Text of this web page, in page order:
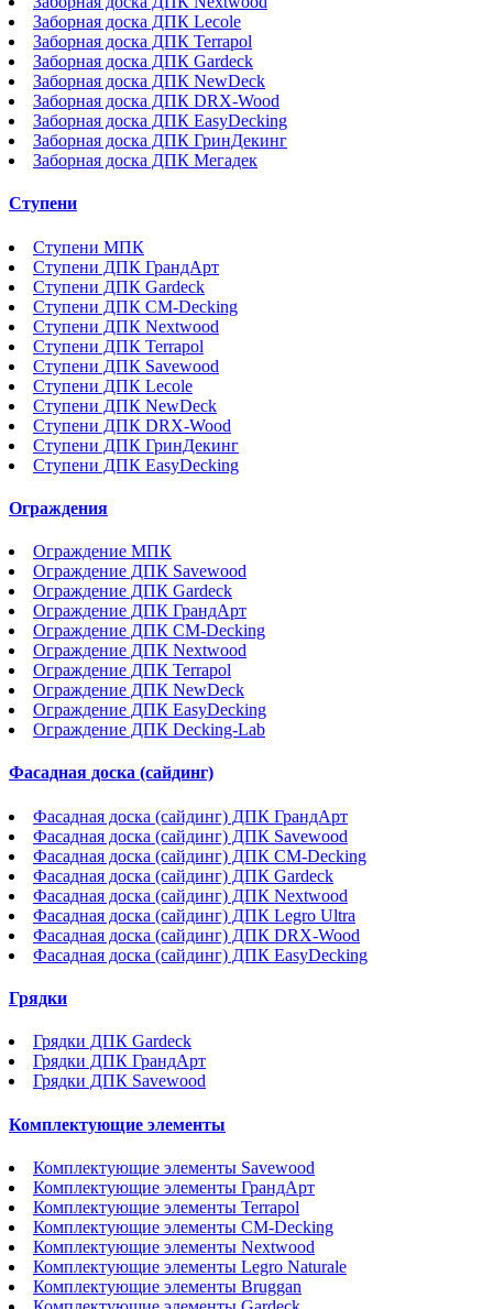
Заборная доска ДПК Lecole
Заборная доска ДПК Terrapol
Заборная доска ДПК Gardeck
Заборная доска ДПК NewDeck
Заборная доска ДПК DRX-Wood
Заборная доска ДПК EasyDecking
Заборная доска ДПК ГринДекинг
Заборная доска ДПК Мегадек
Ступени
Ступени МПК
Ступени ДПК ГрандАрт
Ступени ДПК Gardeck
Ступени ДПК CM-Decking
Ступени ДПК Nextwood
Ступени ДПК Terrapol
Ступени ДПК Savewood
Ступени ДПК Lecole
Ступени ДПК NewDeck
Ступени ДПК DRX-Wood
Ступени ДПК ГринДекинг
Ступени ДПК EasyDecking
Ограждения
Ограждение МПК
Ограждение ДПК Savewood
Ограждение ДПК Gardeck
Ограждение ДПК ГрандАрт
Ограждение ДПК CM-Decking
Ограждение ДПК Nextwood
Ограждение ДПК Terrapol
Ограждение ДПК NewDeck
Ограждение ДПК EasyDecking
Ограждение ДПК Decking-Lab
Фасадная доска (сайдинг)
Фасадная доска (сайдинг) ДПК ГрандАрт
Фасадная доска (сайдинг) ДПК Savewood
Фасадная доска (сайдинг) ДПК CM-Decking
Фасадная доска (сайдинг) ДПК Gardeck
Фасадная доска (сайдинг) ДПК Nextwood
Фасадная доска (сайдинг) ДПК Legro Ultra
Фасадная доска (сайдинг) ДПК DRX-Wood
Фасадная доска (сайдинг) ДПК EasyDecking
Грядки
Грядки ДПК Gardeck
Грядки ДПК ГрандАрт
Грядки ДПК Savewood
Комплектующие элементы
Комплектующие элементы Savewood
Комплектующие элементы ГрандАрт
Комплектующие элементы Terrapol
Комплектующие элементы CM-Decking
Комплектующие элементы Nextwood
Комплектующие элементы Legro Naturale
Комплектующие элементы Bruggan